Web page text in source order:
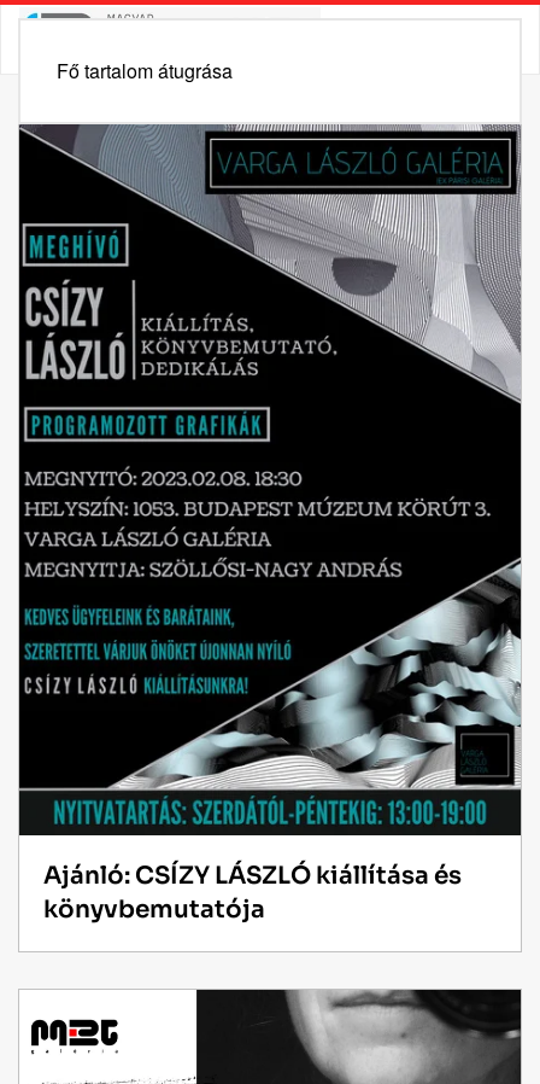
Fő tartalom átugrása
Ajánló: CSÍZY LÁSZLÓ kiállítása és
könyvbemutatója